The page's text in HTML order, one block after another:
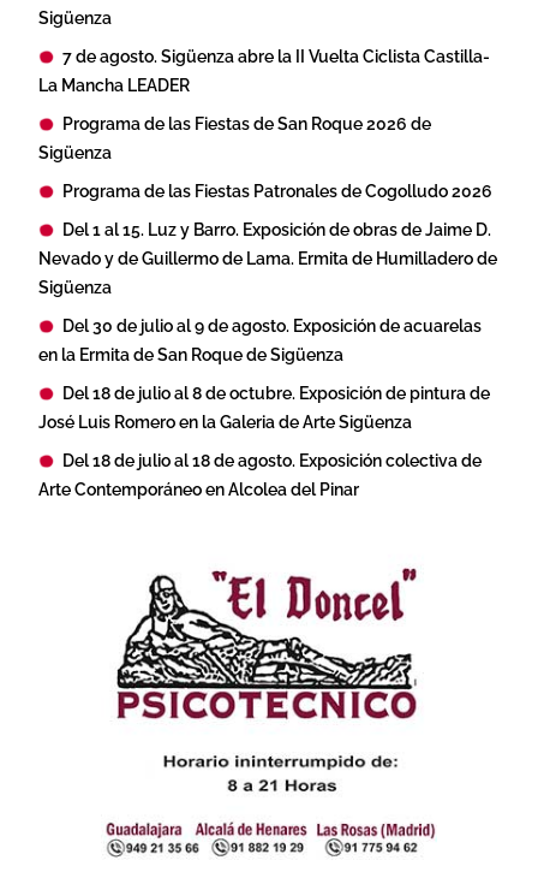
Sigüenza
7 de agosto. Sigüenza abre la II Vuelta Ciclista Castilla-
La Mancha LEADER
Programa de las Fiestas de San Roque 2026 de
Sigüenza
Programa de las Fiestas Patronales de Cogolludo 2026
Del 1 al 15. Luz y Barro. Exposición de obras de Jaime D.
Nevado y de Guillermo de Lama. Ermita de Humilladero de
Sigüenza
Del 30 de julio al 9 de agosto. Exposición de acuarelas
en la Ermita de San Roque de Sigüenza
Del 18 de julio al 8 de octubre. Exposición de pintura de
José Luis Romero en la Galeria de Arte Sigüenza
Del 18 de julio al 18 de agosto. Exposición colectiva de
Arte Contemporáneo en Alcolea del Pinar